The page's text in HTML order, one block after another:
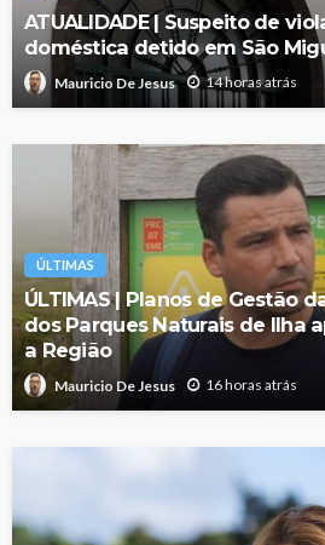
ATUALIDADE | Suspeito de
doméstica detido em São
Mauricio De Jesus 14 horas atrás
ÚLTIMAS
ÚLTIMAS | Planos de Gestão
dos Parques Naturais de Ilha
a Região
Mauricio De Jesus 16 horas atrás